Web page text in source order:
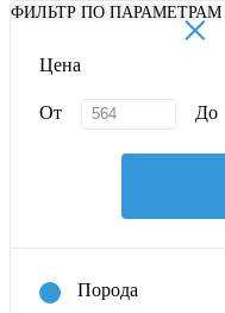
ФИЛЬТР ПО ПАРАМЕТРАМ
×
Цена
От До
Порода